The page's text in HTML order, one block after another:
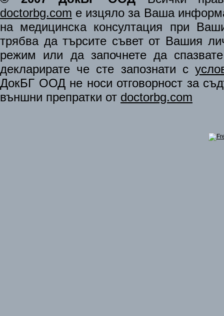
doctorbg.com е изцяло за Ваша
на медицинска консултация при
трябва да търсите съвет от Вашия
режим или да започнете да
декларирате че сте запознати с
ДокБГ ООД не носи отговорност за
външни препратки от doctorbg.com